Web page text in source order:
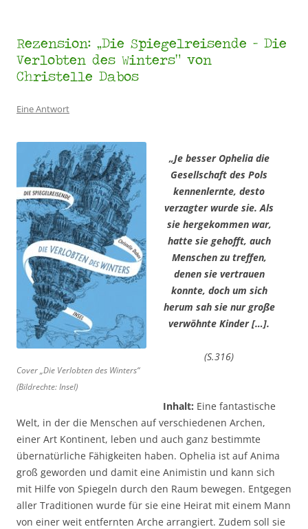
Rezension: „Die Spiegelreisende – Die
Verlobten des Winters“ von
Christelle Dabos
Eine Antwort
Cover „Die Verlobten des Winters“
(Bildrechte: Insel)
„Je besser Ophelia die
Gesellschaft des Pols
kennenlernte, desto
verzagter wurde sie. Als
sie hergekommen war,
hatte sie gehofft, auch
Menschen zu treffen,
denen sie vertrauen
konnte, doch um sich
herum sah sie nur große
verwöhnte Kinder […].
(S.316)
Inhalt: Eine fantastische
Welt, in der die Menschen auf verschiedenen Archen,
einer Art Kontinent, leben und auch ganz bestimmte
übernatürliche Fähigkeiten haben. Ophelia ist auf Anima
groß geworden und damit eine Animistin und kann sich
mit Hilfe von Spiegeln durch den Raum bewegen. Entgegen
aller Traditionen wurde für sie eine Heirat mit einem Mann
von einer weit entfernten Arche arrangiert. Zudem soll sie